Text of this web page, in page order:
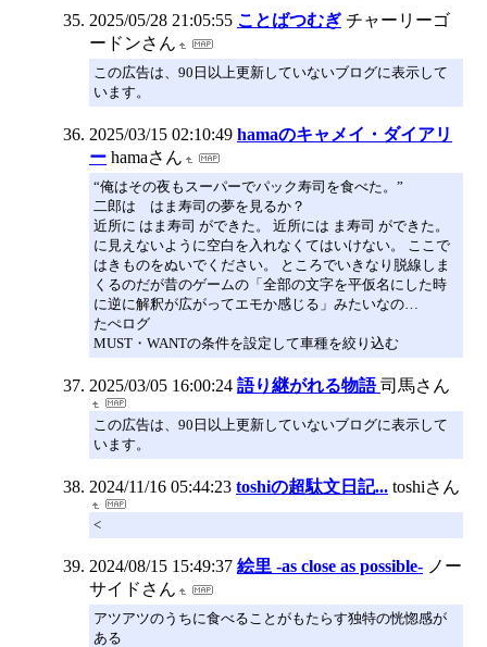
2025/05/28 21:05:55 ことばつむぎ チャーリーゴ
ードンさん
この広告は、90日以上更新していないブログに表示して
います。
2025/03/15 02:10:49 hamaのキャメイ・ダイアリ
ー hamaさん
“俺はその夜もスーパーでパック寿司を食べた。”
二郎は はま寿司の夢を見るか？
近所に はま寿司 ができた。 近所には ま寿司 ができた。
に見えないように空白を入れなくてはいけない。 ここで
はきものをぬいでください。 ところでいきなり脱線しま
くるのだが昔のゲームの「全部の文字を平仮名にした時
に逆に解釈が広がってエモか感じる」みたいなの…
たぺログ
MUST・WANTの条件を設定して車種を絞り込む
2025/03/05 16:00:24 語り継がれる物語司馬さん
この広告は、90日以上更新していないブログに表示して
います。
2024/11/16 05:44:23 toshiの超駄文日記... toshiさん
<
2024/08/15 15:49:37 絵里 -as close as possible- ノー
サイドさん
アツアツのうちに食べることがもたらす独特の恍惚感が
ある